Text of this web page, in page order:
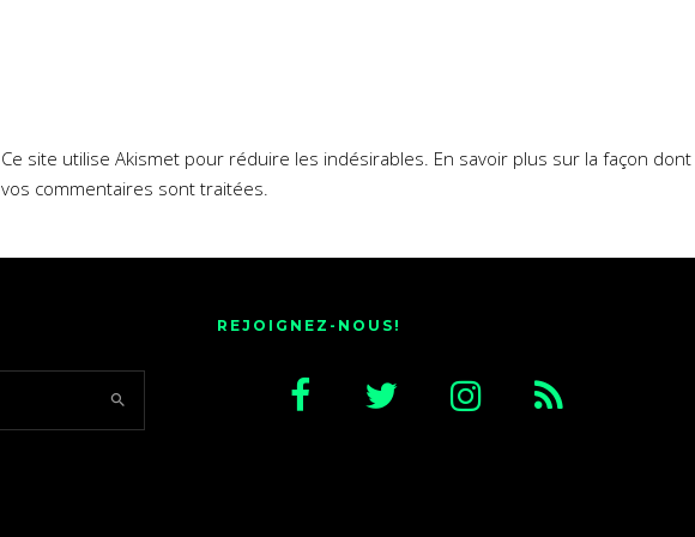
Ce site utilise Akismet pour réduire les indésirables. En savoir plus sur la façon
vos commentaires sont traitées
REJOIGNEZ-NOUS!